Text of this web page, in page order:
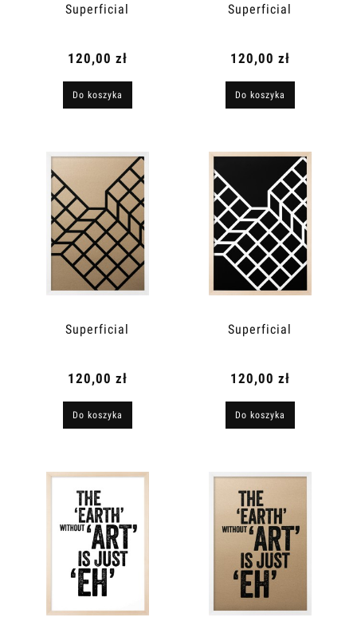
Superficial
120,00 zł
Do koszyka
Superficial
120,00 zł
Do koszyka
Superficial
120,00 zł
Do koszyka
Superficial
120,00 zł
Do koszyka